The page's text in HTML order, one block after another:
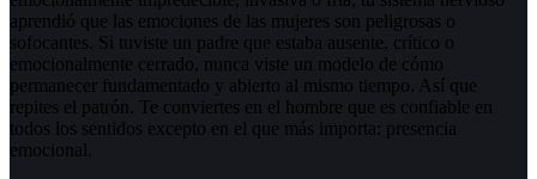
aprendió que las emociones de las mujeres son peligrosas o
sofocantes. Si tuviste un padre que estaba ausente, crítico o
emocionalmente cerrado, nunca viste un modelo de cómo
permanecer fundamentado y abierto al mismo tiempo. Así que
repites el patrón. Te conviertes en el hombre que es confiable en
todos los sentidos excepto en el que más importa: presencia
emocional.